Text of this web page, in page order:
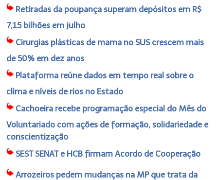
Retiradas da poupança superam depósitos em R$
7,15 bilhões em julho
Cirurgias plásticas de mama no SUS crescem mais
de 50% em dez anos
Plataforma reúne dados em tempo real sobre o
clima e níveis de rios no Estado
Cachoeira recebe programação especial do Mês do
Voluntariado com ações de formação, solidariedade e
conscientização
SEST SENAT e HCB firmam Acordo de Cooperação
Arrozeiros pedem mudanças na MP que trata da